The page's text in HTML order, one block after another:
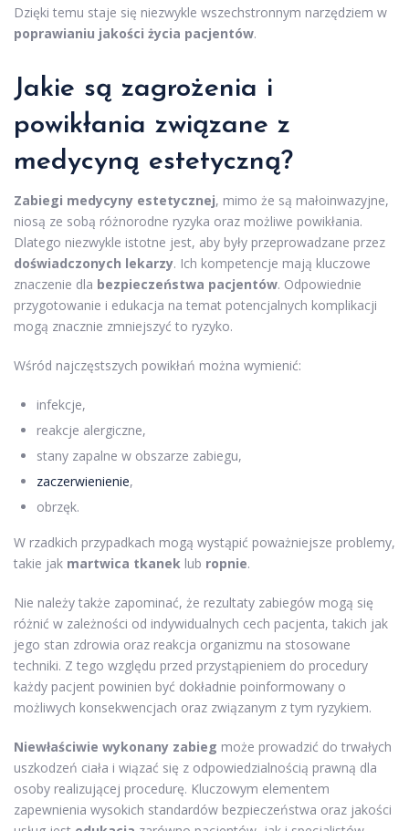
Dzięki temu staje się niezwykle wszechstronnym narzędziem w
poprawianiu jakości życia pacjentów.
Jakie są zagrożenia i
powikłania związane z
medycyną estetyczną?
Zabiegi medycyny estetycznej, mimo że są małoinwazyjne,
niosą ze sobą różnorodne ryzyka oraz możliwe powikłania.
Dlatego niezwykle istotne jest, aby były przeprowadzane przez
doświadczonych lekarzy. Ich kompetencje mają kluczowe
znaczenie dla bezpieczeństwa pacjentów. Odpowiednie
przygotowanie i edukacja na temat potencjalnych komplikacji
mogą znacznie zmniejszyć to ryzyko.
Wśród najczęstszych powikłań można wymienić:
infekcje,
reakcje alergiczne,
stany zapalne w obszarze zabiegu,
zaczerwienienie,
obrzęk.
W rzadkich przypadkach mogą wystąpić poważniejsze problemy,
takie jak martwica tkanek lub ropnie.
Nie należy także zapominać, że rezultaty zabiegów mogą się
różnić w zależności od indywidualnych cech pacjenta, takich jak
jego stan zdrowia oraz reakcja organizmu na stosowane
techniki. Z tego względu przed przystąpieniem do procedury
każdy pacjent powinien być dokładnie poinformowany o
możliwych konsekwencjach oraz związanym z tym ryzykiem.
Niewłaściwie wykonany zabieg może prowadzić do trwałych
uszkodzeń ciała i wiązać się z odpowiedzialnością prawną dla
osoby realizującej procedurę. Kluczowym elementem
zapewnienia wysokich standardów bezpieczeństwa oraz jakości